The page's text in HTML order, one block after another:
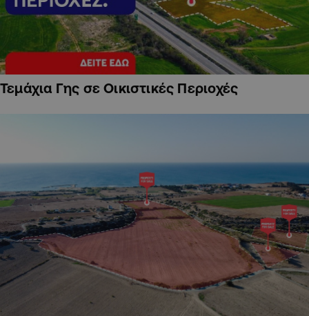
Τεμάχια Γης σε Οικιστικές Περιοχές